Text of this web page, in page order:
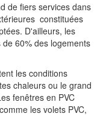
de fiers services dans
constituées
D'ailleurs, les
60% des logements
les conditions
chaleurs ou le grand
fenêtres en PVC
les volets PVC,